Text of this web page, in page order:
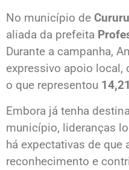
No município de
aliada da prefeita
Durante a campanha,
expressivo apoio local,
o que representou
Embora já tenha
município, lideranças
há expectativas de que
reconhecimento e